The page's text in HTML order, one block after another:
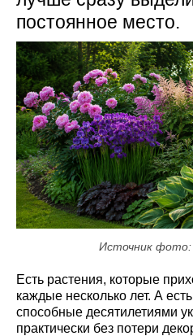
постоянное место.
Источник фото:
Есть растения, которые
каждые несколько лет. А
способные десятилетиями
практически без потери